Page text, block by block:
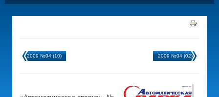
2009 №04 (10) 2009 №04 (02)